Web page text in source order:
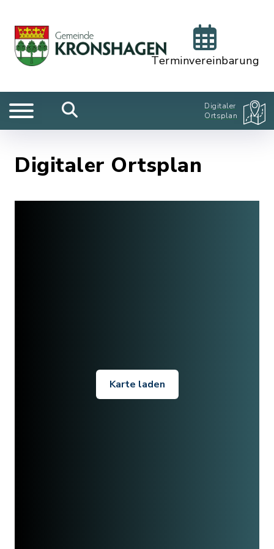
Terminvereinbarung
Digitaler
Ortsplan
Digitaler Ortsplan
Karte laden